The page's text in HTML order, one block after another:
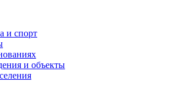
и спорт
и объекты